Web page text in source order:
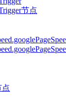
节点
点